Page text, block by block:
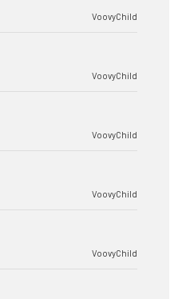
VoovyChild
VoovyChild
VoovyChild
VoovyChild
VoovyChild